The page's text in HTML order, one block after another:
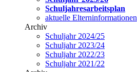
Schuljahresarbeitsplan
aktuelle Elterninformationen
Archiv
Schuljahr 2024/25
Schuljahr 2023/24
Schuljahr 2022/23
Schuljahr 2021/22